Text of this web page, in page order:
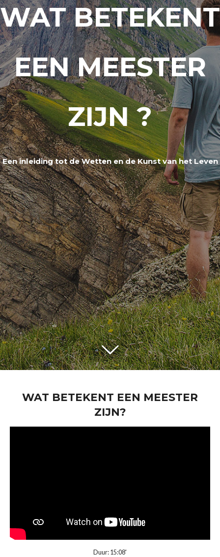
WAT BETEKENT
EEN MEESTER
ZIJN ?
Een inleiding tot de Wetten en de Kunst van het Leven
WAT BETEKENT EEN MEESTER
ZIJN?
Duur: 15:08'